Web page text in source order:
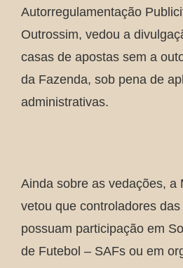
Autorregulamentação
Outrossim, vedou a
casas de apostas sem a
da Fazenda, sob pena de
administrativas.
Ainda sobre as vedações, a
vetou que controladores
possuam participação em
de Futebol – SAFs ou em